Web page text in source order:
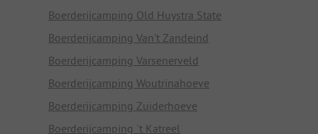
Boerderijcamping Old Huystra State
Boerderijcamping Van't Zandeind
Boerderijcamping Varsenerveld
Boerderijcamping Woutrinahoeve
Boerderijcamping Zuiderhoeve
Boerderijcamping `t Katreel